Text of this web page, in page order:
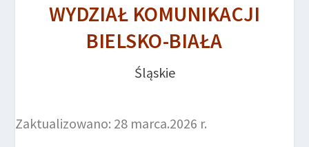
WYDZIAŁ KOMUNIKACJI
BIELSKO-BIAŁA
Śląskie
Zaktualizowano: 28 marca.2026 r.